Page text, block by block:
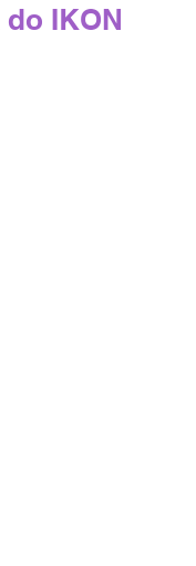
IKON